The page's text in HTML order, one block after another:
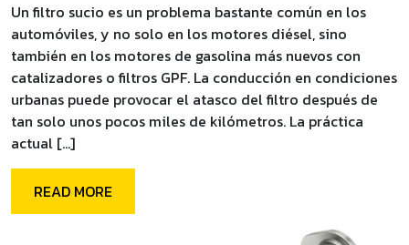
Un filtro sucio es un problema bastante común en los
automóviles, y no solo en los motores diésel, sino
también en los motores de gasolina más nuevos con
catalizadores o filtros GPF. La conducción en condiciones
urbanas puede provocar el atasco del filtro después de
tan solo unos pocos miles de kilómetros. La práctica
actual […]
READ MORE